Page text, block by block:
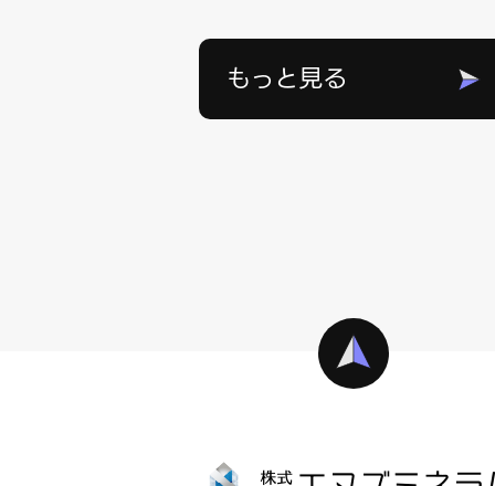
もっと見る